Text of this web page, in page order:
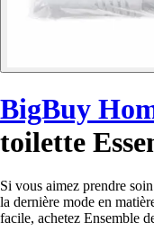
BigBuy
toilette
Si vous aimez prendre
la dernière mode en
facile, achetez Ensemble